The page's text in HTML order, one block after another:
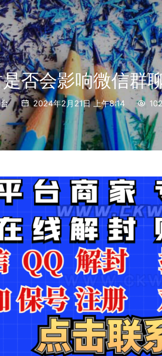
否会影响微信群
2024年2月21日 上午8:14